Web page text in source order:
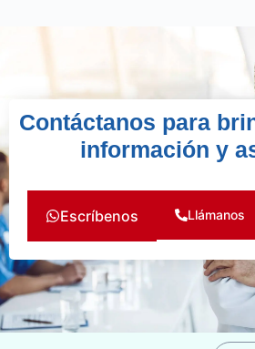
Contáctanos para
información y
Escríbenos Llámanos